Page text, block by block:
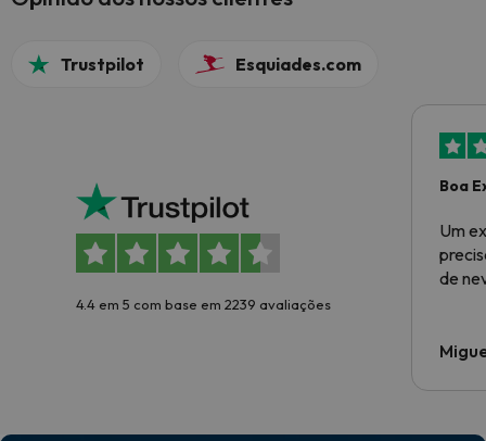
Trustpilot Esquiades.com
4.4 em 5 com base em 2239 avaliações
Boa
Um
de